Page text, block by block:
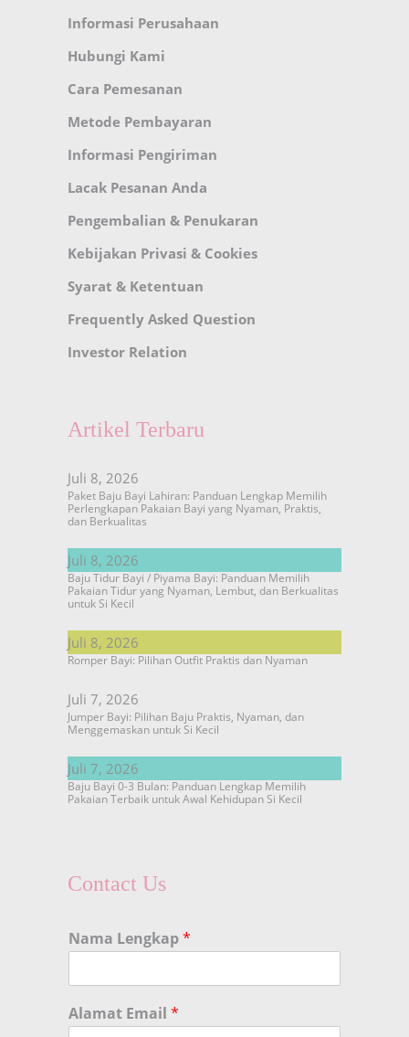
Informasi Perusahaan
Hubungi Kami
Cara Pemesanan
Metode Pembayaran
Informasi Pengiriman
Lacak Pesanan Anda
Pengembalian & Penukaran
Kebijakan Privasi & Cookies
Syarat & Ketentuan
Frequently Asked Question
Investor Relation
Artikel Terbaru
Juli 8, 2026
Paket Baju Bayi Lahiran: Panduan Lengkap Memilih
Perlengkapan Pakaian Bayi yang Nyaman, Praktis,
dan Berkualitas
Juli 8, 2026
Baju Tidur Bayi / Piyama Bayi: Panduan Memilih
Pakaian Tidur yang Nyaman, Lembut, dan Berkualitas
untuk Si Kecil
Juli 8, 2026
Romper Bayi: Pilihan Outfit Praktis dan Nyaman
Juli 7, 2026
Jumper Bayi: Pilihan Baju Praktis, Nyaman, dan
Menggemaskan untuk Si Kecil
Juli 7, 2026
Baju Bayi 0-3 Bulan: Panduan Lengkap Memilih
Pakaian Terbaik untuk Awal Kehidupan Si Kecil
Contact Us
Nama Lengkap*
Alamat Email *